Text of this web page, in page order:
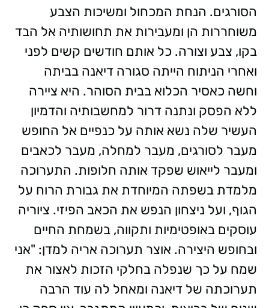
הסורגים. הנחת המכחול ומשיכות הצבע
משוחררות הן ומעבירות את תחושותיה אל הבד
בקו, צבע וצורה. כל אותם חודשים קשים לפני
ואחרי הניתוח הייתה סגורה דיאנה בביתה
וחשה כאסיר הכלוא בבית הסוהר. היא ציירה
ללא הפסק ונתנה דרור למחשבותיה והדמיון
העשיר שלה נשא אותה על כנפיים אל החופש
מעבר לסורגים, מעבר למחלה, מעבר לכאבים
ומעבר לייאוש שפקד אותה חלופות. התערוכה
מלמדת בשפתה המיוחדת את גבורת הרוח על
הגוף, ועל ניצחון הנפש את הכאב הפיזי. ציוריה
עוסקים באופטימיות ותקווה, בשמחת החיים
ובחופש היצירה. אוצר תערוכה אריה למדן: "אני
שמח על כך שנפלה בחלקי הזכות לאצור את
תערוכתה של דיאנה ומאחל לה עוד הרבה